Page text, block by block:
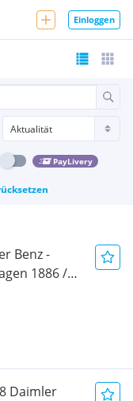
Einloggen
PayLivery
Benz -
1886 /
Daimler